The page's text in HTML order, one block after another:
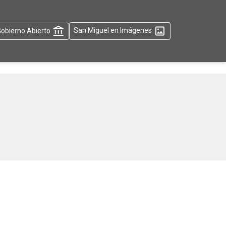
Abierto San Miguel en Imágenes